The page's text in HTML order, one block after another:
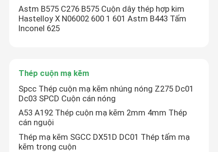
Tấm thép mạ kẽm
Thép cuộn PPGI
Cuộn thép carbon
Astm B575 C276 B575 Cuộn dây thép hợp kim
Hastelloy X N06002 600 1 601 Astm B443 Tấm
Inconel 625
Thép cuộn mạ kẽm
Spcc Thép cuộn mạ kẽm nhúng nóng Z275 Dc01
Dc03 SPCD Cuộn cán nóng
A53 A192 Thép cuộn mạ kẽm 2mm 4mm Thép
cán nguội
Thép mạ kẽm SGCC DX51D DC01 Thép tấm mạ
kẽm trong cuộn